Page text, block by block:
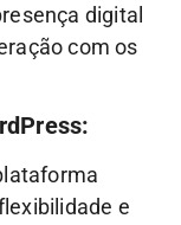
digital
com os
e